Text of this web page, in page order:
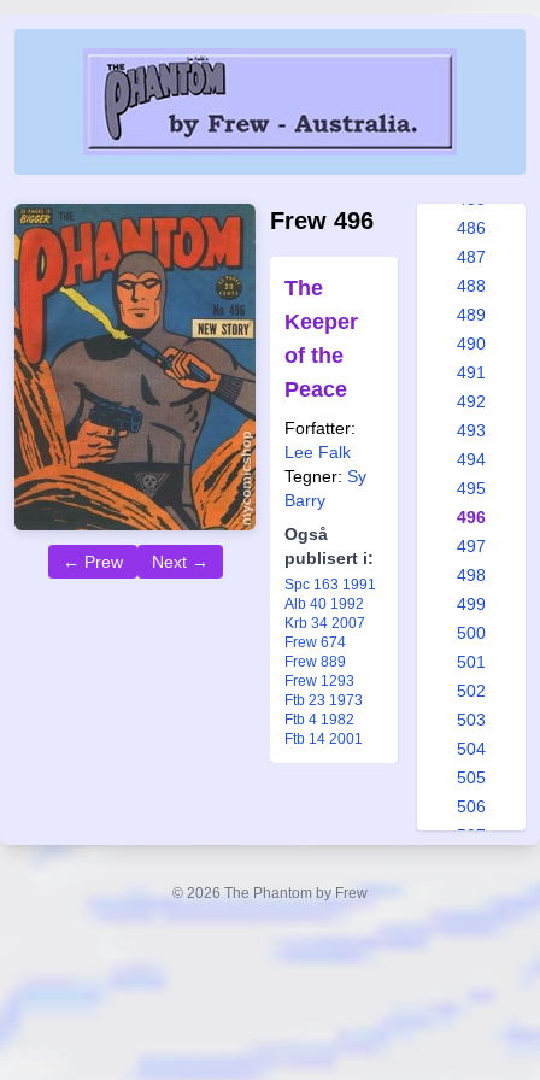
← Prew Next →
Frew 496
The
Keeper
of the
Peace
Forfatter:
Lee Falk
Tegner: Sy
Barry
Også
publisert i:
Spc 163 1991
Alb 40 1992
Krb 34 2007
Frew 674
Frew 889
Frew 1293
Ftb 23 1973
Ftb 4 1982
Ftb 14 2001
479
486
487
488
489
490
491
492
493
494
495
496
497
498
499
500
501
502
503
504
505
506
507
© 2026 The Phantom by Frew